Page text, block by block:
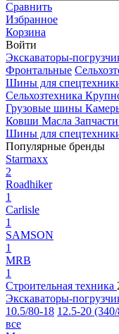
Сравнить
Избранное
Корзина
Войти
Экскаваторы-
Фронтальные
Шины для
Сельхозтехника
Грузовые шины
Ковши Масла
Шины для
Популярные бренды
Starmaxx
2
Roadhiker
1
Carlisle
1
SAMSON
1
MRB
1
Строительная техника
Экскаваторы-
10.5/80-18 12.5-20
все